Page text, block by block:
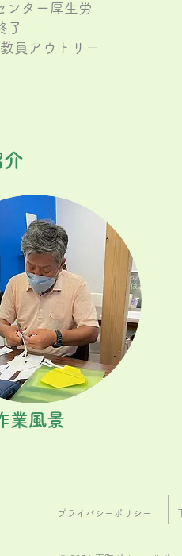
ンター厚生労
了
員アウトリー
業風景
プライバシーポリシー